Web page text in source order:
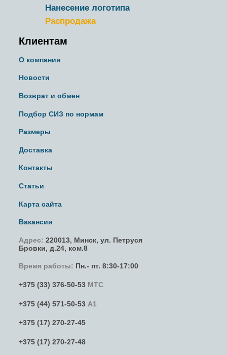
Нанесение логотипа
Распродажа
Клиентам
О компании
Новости
Возврат и обмен
Подбор СИЗ по нормам
Размеры
Доставка
Контакты
Статьи
Карта сайта
Вакансии
Адрес: 220013, Минск, ул. Петруся
Бровки, д.24, ком.8
Время работы: Пн.- пт. 8:30-17:00
+375 (33) 376-50-53 МТС
+375 (44) 571-50-53 А1
+375 (17) 270-27-45
+375 (17) 270-27-48